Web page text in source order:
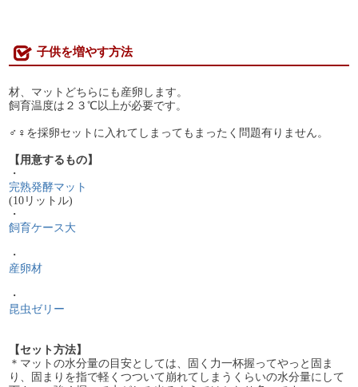
子供を増やす方法
材、マットどちらにも産卵します。
飼育温度は２３℃以上が必要です。
♂♀を採卵セットに入れてしまってもまったく問題有りません。
【用意するもの】
・
完熟発酵マット
(10リットル)
・
飼育ケース大
・
産卵材
・
昆虫ゼリー
【セット方法】
＊マットの水分量の目安としては、固く力一杯握ってやっと固ま
り、固まりを指で軽くつついて崩れてしまうくらいの水分量にして